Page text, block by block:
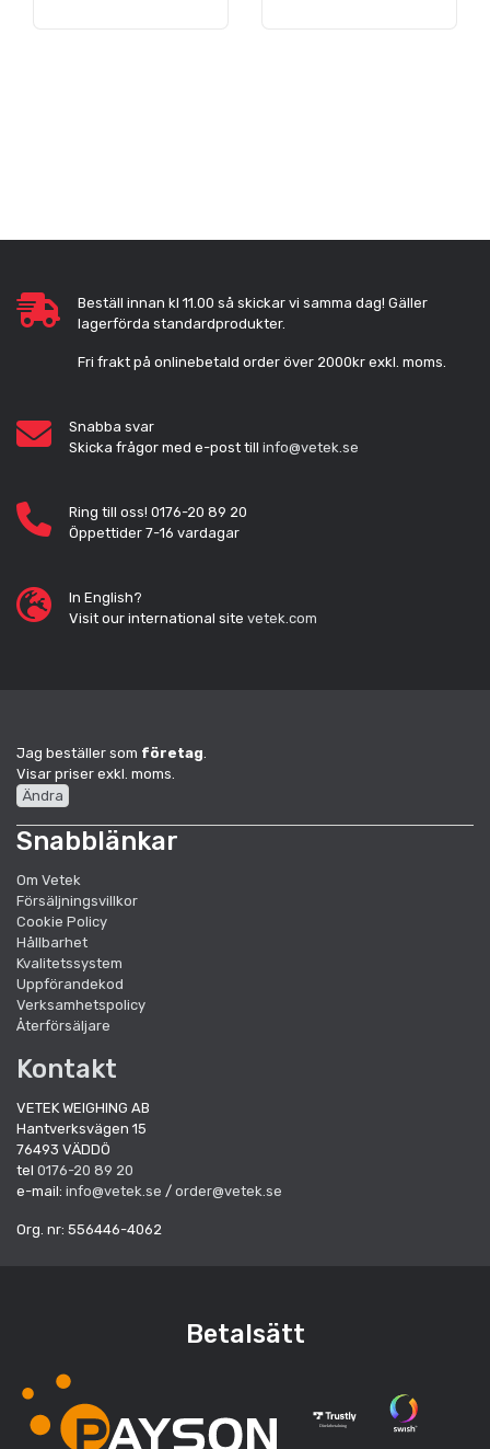
Beställ innan kl 11.00 så skickar vi samma dag! Gäller
lagerförda standardprodukter.
Fri frakt på onlinebetald order över 2000kr exkl. moms.
Snabba svar
Skicka frågor med e-post till info@vetek.se
Ring till oss! 0176-20 89 20
Öppettider 7-16 vardagar
In English?
Visit our international site vetek.com
Jag beställer som företag
Visar priser exkl. moms.
Ändra
Snabblänkar
Om Vetek
Försäljningsvillkor
Cookie Policy
Hållbarhet
Kvalitetssystem
Uppförandekod
Verksamhetspolicy
Återförsäljare
Kontakt
VETEK WEIGHING AB
Hantverksvägen 15
76493 VÄDDÖ
tel 0176-20 89 20
e-mail: info@vetek.se / order@vetek.se
Org. nr: 556446-4062
Betalsätt